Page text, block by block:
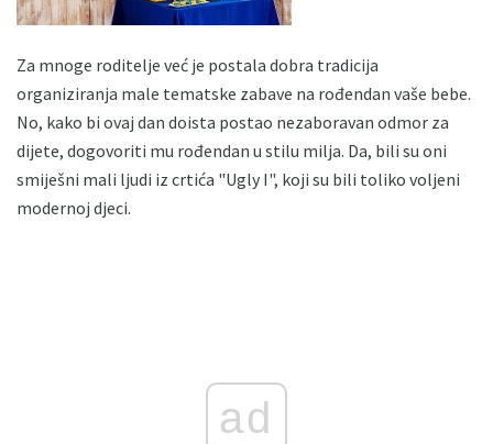
Za mnoge roditelje već je postala dobra tradicija
organiziranja male tematske zabave na rođendan vaše bebe.
No, kako bi ovaj dan doista postao nezaboravan odmor za
dijete, dogovoriti mu rođendan u stilu milja. Da, bili su oni
smiješni mali ljudi iz crtića "Ugly I", koji su bili toliko voljeni
modernoj djeci.
ad